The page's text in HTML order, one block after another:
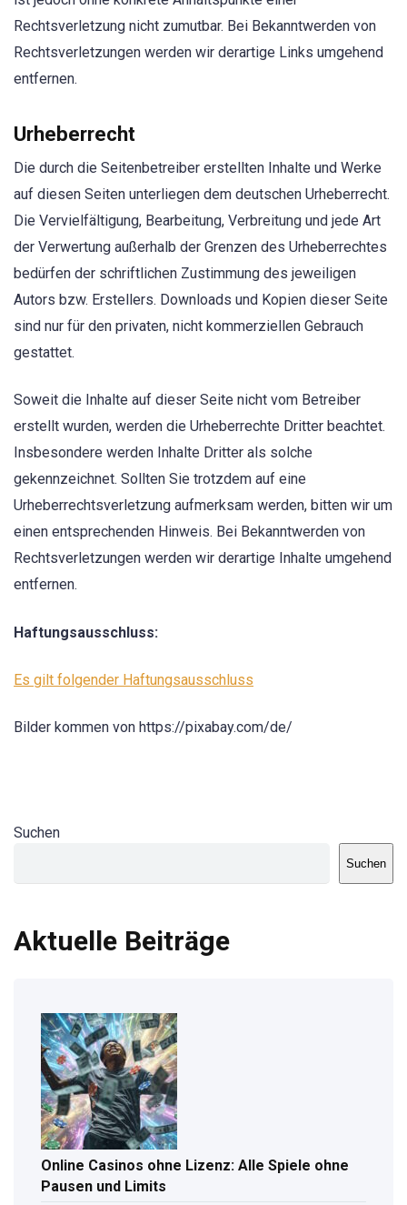
Rechtsverletzung nicht zumutbar. Bei Bekanntwerden von
Rechtsverletzungen werden wir derartige Links umgehend
entfernen.
Urheberrecht
Die durch die Seitenbetreiber erstellten Inhalte und Werke
auf diesen Seiten unterliegen dem deutschen Urheberrecht.
Die Vervielfältigung, Bearbeitung, Verbreitung und jede Art
der Verwertung außerhalb der Grenzen des Urheberrechtes
bedürfen der schriftlichen Zustimmung des jeweiligen
Autors bzw. Erstellers. Downloads und Kopien dieser Seite
sind nur für den privaten, nicht kommerziellen Gebrauch
gestattet.
Soweit die Inhalte auf dieser Seite nicht vom Betreiber
erstellt wurden, werden die Urheberrechte Dritter beachtet.
Insbesondere werden Inhalte Dritter als solche
gekennzeichnet. Sollten Sie trotzdem auf eine
Urheberrechtsverletzung aufmerksam werden, bitten wir um
einen entsprechenden Hinweis. Bei Bekanntwerden von
Rechtsverletzungen werden wir derartige Inhalte umgehend
entfernen.
Haftungsausschluss:
Es gilt folgender Haftungsausschluss
Bilder kommen von https://pixabay.com/de/
Suchen
Suchen
Aktuelle Beiträge
Online Casinos ohne Lizenz: Alle Spiele ohne
Pausen und Limits